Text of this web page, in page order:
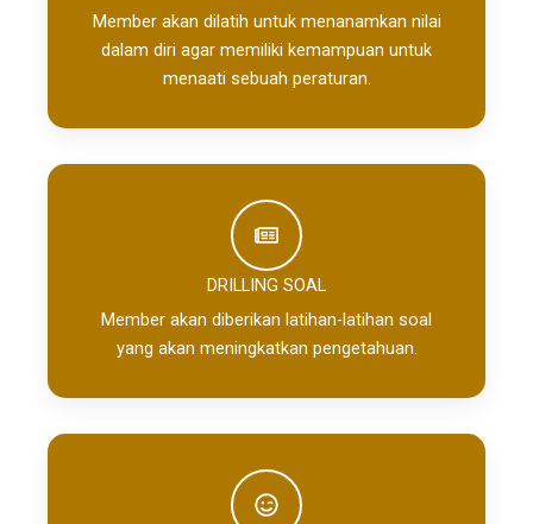
Member akan dilatih untuk menanamkan nilai
dalam diri agar memiliki kemampuan untuk
menaati sebuah peraturan.
DRILLING SOAL​
Member akan diberikan latihan-latihan soal
yang akan meningkatkan pengetahuan.